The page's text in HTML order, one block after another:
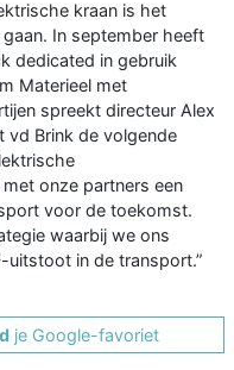
kraan is het
In september heeft
dedicated in gebruik
Materieel met
spreekt directeur Alex
vd Brink de volgende
onze partners een
voor de toekomst.
waarbij we ons
uitstoot in de transport.”
je Google-favoriet